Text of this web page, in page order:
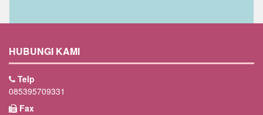
HUBUNGI KAMI
Telp
085395709331
Fax